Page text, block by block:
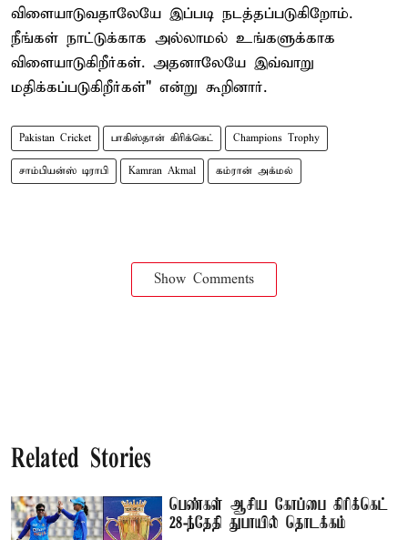
விளையாடுவதாலேயே இப்படி நடத்தப்படுகிறோம்.
நீங்கள் நாட்டுக்காக அல்லாமல் உங்களுக்காக
விளையாடுகிறீர்கள். அதனாலேயே இவ்வாறு
மதிக்கப்படுகிறீர்கள்" என்று கூறினார்.
Pakistan Cricket பாகிஸ்தான் கிரிக்கெட் Champions Trophy
சாம்பியன்ஸ் டிராபி Kamran Akmal கம்ரான் அக்மல்
Show Comments
Related Stories
பெண்கள் ஆசிய கோப்பை கிரிக்கெட்
28-ந்தேதி துபாயில் தொடக்கம்